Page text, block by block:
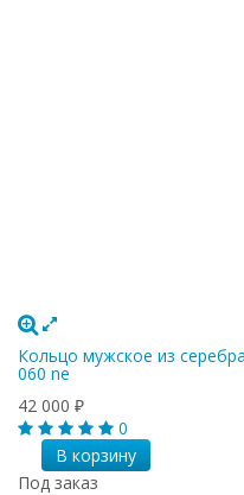
Кольцо мужское из
060 ne
42 000 ₽
0
В корзину
Под заказ